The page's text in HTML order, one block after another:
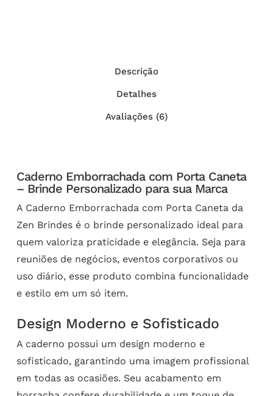
Descrição
Detalhes
Avaliações (6)
Caderno Emborrachada com Porta Caneta
– Brinde Personalizado para sua Marca
A Caderno Emborrachada com Porta Caneta da
Zen Brindes é o brinde personalizado ideal para
quem valoriza praticidade e elegância. Seja para
reuniões de negócios, eventos corporativos ou
uso diário, esse produto combina funcionalidade
e estilo em um só item.
Design Moderno e Sofisticado
A caderno possui um design moderno e
sofisticado, garantindo uma imagem profissional
em todas as ocasiões. Seu acabamento em